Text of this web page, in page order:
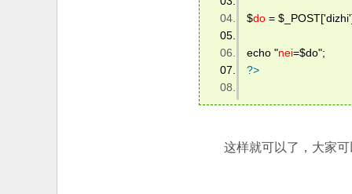
$do =
echo "nei=$do";
?>
这样就可以了，大家可